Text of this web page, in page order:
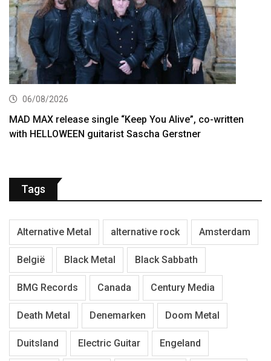
06/08/2026
MAD MAX release single “Keep You Alive”, co-written
with HELLOWEEN guitarist Sascha Gerstner
Tags
Alternative Metal alternative rock Amsterdam
België Black Metal Black Sabbath
BMG Records Canada Century Media
Death Metal Denemarken Doom Metal
Duitsland Electric Guitar Engeland